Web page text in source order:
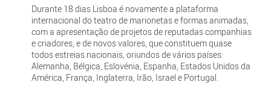
Durante 18 dias Lisboa é novamente a plataforma
internacional do teatro de marionetas e formas animadas,
com a apresentação de projetos de reputadas companhias
e criadores, e de novos valores, que constituem quase
todos estreias nacionais, oriundos de vários países:
Alemanha, Bélgica, Eslovénia, Espanha, Estados Unidos da
América, França, Inglaterra, Irão, Israel e Portugal.